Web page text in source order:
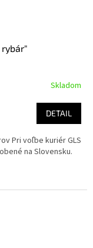
Skladom
DETAIL
Pri voľbe kuriér GLS
na Slovensku.